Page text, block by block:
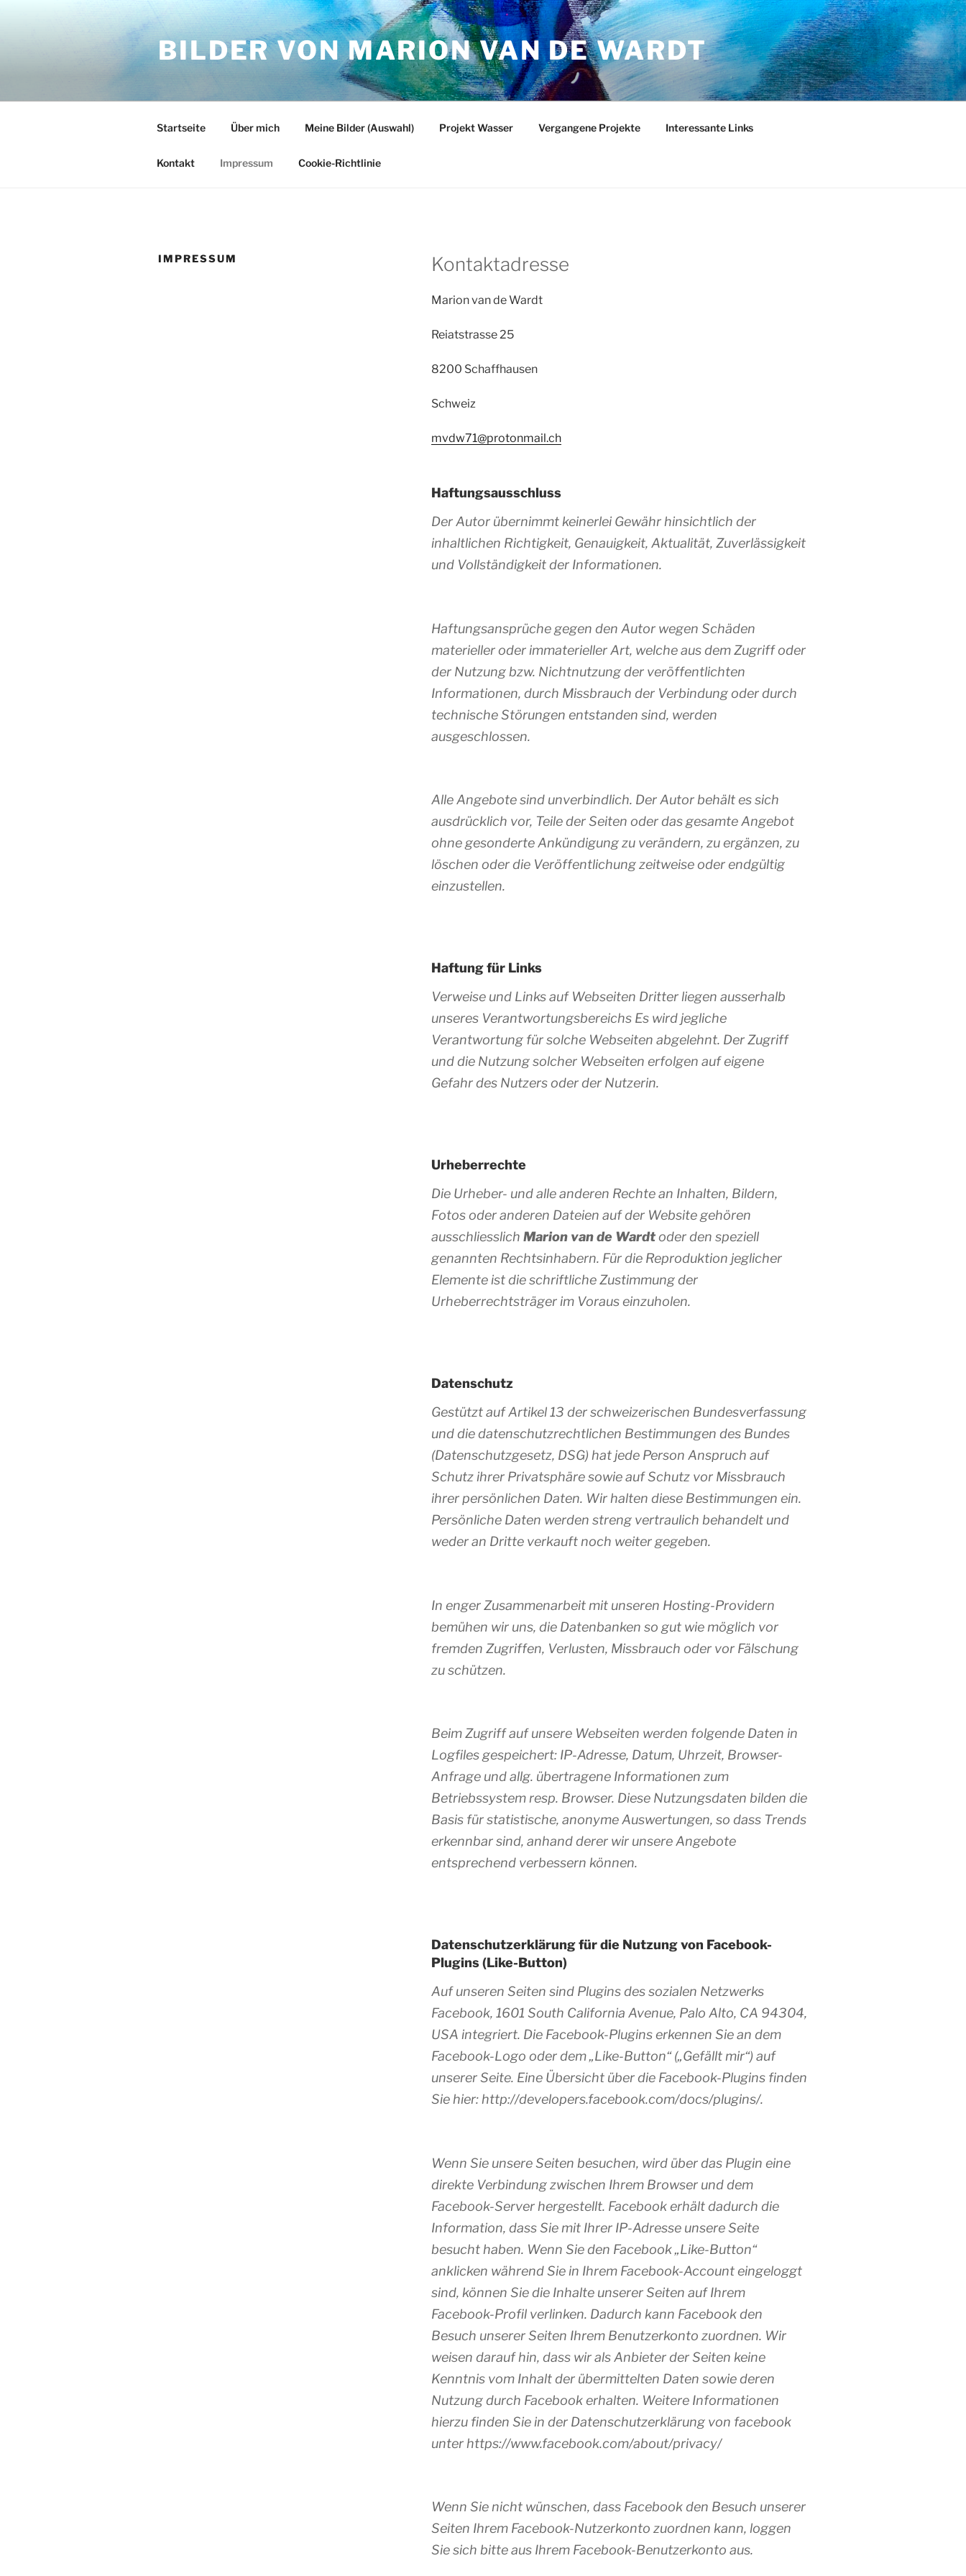
BILDER VON MARION VAN DE WARDT
Startseite Über mich Meine Bilder (Auswahl) Projekt Wasser Vergangene Projekte Interessante Links
Kontakt Impressum Cookie-Richtlinie
IMPRESSUM Kontaktadresse
Marion van de Wardt
Reiatstrasse 25
8200 Schaffhausen
Schweiz
mvdw71@protonmail.ch
Haftungsausschluss
Der Autor übernimmt keinerlei Gewähr hinsichtlich der
inhaltlichen Richtigkeit, Genauigkeit, Aktualität, Zuverlässigkeit
und Vollständigkeit der Informationen.
Haftungsansprüche gegen den Autor wegen Schäden
materieller oder immaterieller Art, welche aus dem Zugriff oder
der Nutzung bzw. Nichtnutzung der veröffentlichten
Informationen, durch Missbrauch der Verbindung oder durch
technische Störungen entstanden sind, werden
ausgeschlossen.
Alle Angebote sind unverbindlich. Der Autor behält es sich
ausdrücklich vor, Teile der Seiten oder das gesamte Angebot
ohne gesonderte Ankündigung zu verändern, zu ergänzen, zu
löschen oder die Veröffentlichung zeitweise oder endgültig
einzustellen.
Haftung für Links
Verweise und Links auf Webseiten Dritter liegen ausserhalb
unseres Verantwortungsbereichs Es wird jegliche
Verantwortung für solche Webseiten abgelehnt. Der Zugriff
und die Nutzung solcher Webseiten erfolgen auf eigene
Gefahr des Nutzers oder der Nutzerin.
Urheberrechte
Die Urheber- und alle anderen Rechte an Inhalten, Bildern,
Fotos oder anderen Dateien auf der Website gehören
ausschliesslich Marion van de Wardtoder den speziell
genannten Rechtsinhabern. Für die Reproduktion jeglicher
Elemente ist die schriftliche Zustimmung der
Urheberrechtsträger im Voraus einzuholen.
Datenschutz
Gestützt auf Artikel 13 der schweizerischen Bundesverfassung
und die datenschutzrechtlichen Bestimmungen des Bundes
(Datenschutzgesetz, DSG) hat jede Person Anspruch auf
Schutz ihrer Privatsphäre sowie auf Schutz vor Missbrauch
ihrer persönlichen Daten. Wir halten diese Bestimmungen ein.
Persönliche Daten werden streng vertraulich behandelt und
weder an Dritte verkauft noch weiter gegeben.
In enger Zusammenarbeit mit unseren Hosting-Providern
bemühen wir uns, die Datenbanken so gut wie möglich vor
fremden Zugriffen, Verlusten, Missbrauch oder vor Fälschung
zu schützen.
Beim Zugriff auf unsere Webseiten werden folgende Daten in
Logfiles gespeichert: IP-Adresse, Datum, Uhrzeit, Browser-
Anfrage und allg. übertragene Informationen zum
Betriebssystem resp. Browser. Diese Nutzungsdaten bilden die
Basis für statistische, anonyme Auswertungen, so dass Trends
erkennbar sind, anhand derer wir unsere Angebote
entsprechend verbessern können.
Datenschutzerklärung für die Nutzung von Facebook-
Plugins (Like-Button)
Auf unseren Seiten sind Plugins des sozialen Netzwerks
Facebook, 1601 South California Avenue, Palo Alto, CA 94304,
USA integriert. Die Facebook-Plugins erkennen Sie an dem
Facebook-Logo oder dem „Like-Button“ („Gefällt mir“) auf
unserer Seite. Eine Übersicht über die Facebook-Plugins finden
Sie hier: http://developers.facebook.com/docs/plugins/.
Wenn Sie unsere Seiten besuchen, wird über das Plugin eine
direkte Verbindung zwischen Ihrem Browser und dem
Facebook-Server hergestellt. Facebook erhält dadurch die
Information, dass Sie mit Ihrer IP-Adresse unsere Seite
besucht haben. Wenn Sie den Facebook „Like-Button“
anklicken während Sie in Ihrem Facebook-Account eingeloggt
sind, können Sie die Inhalte unserer Seiten auf Ihrem
Facebook-Profil verlinken. Dadurch kann Facebook den
Besuch unserer Seiten Ihrem Benutzerkonto zuordnen. Wir
weisen darauf hin, dass wir als Anbieter der Seiten keine
Kenntnis vom Inhalt der übermittelten Daten sowie deren
Nutzung durch Facebook erhalten. Weitere Informationen
hierzu finden Sie in der Datenschutzerklärung von facebook
unter https://www.facebook.com/about/privacy/
Wenn Sie nicht wünschen, dass Facebook den Besuch unserer
Seiten Ihrem Facebook-Nutzerkonto zuordnen kann, loggen
Sie sich bitte aus Ihrem Facebook-Benutzerkonto aus.